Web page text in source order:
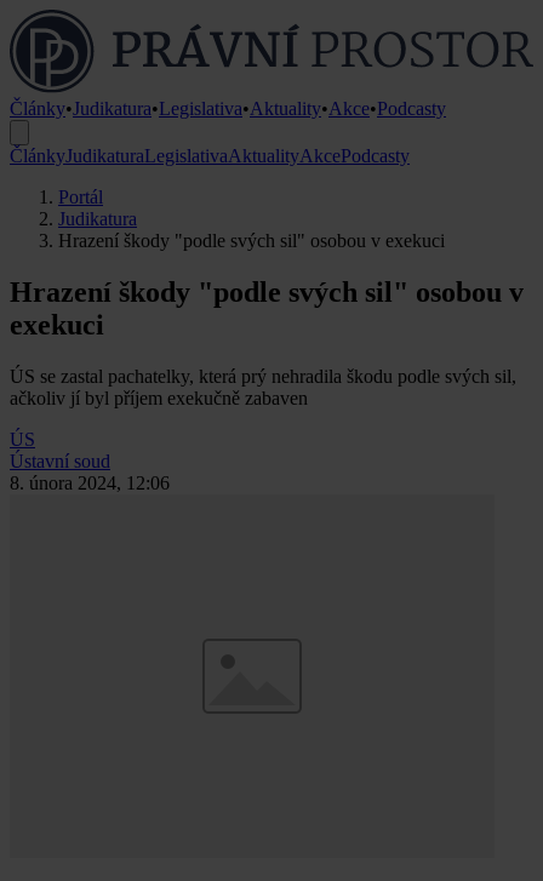
Články•Judikatura•Legislativa•Aktuality•Akce•Podcasty
ČlánkyJudikaturaLegislativaAktualityAkcePodcasty
Portál
Judikatura
Hrazení škody "podle svých sil" osobou v exekuci
Hrazení škody "podle svých sil" osobou v
exekuci
ÚS se zastal pachatelky, která prý nehradila škodu podle svých sil,
ačkoliv jí byl příjem exekučně zabaven
ÚS
Ústavní soud
8. února 2024, 12:06